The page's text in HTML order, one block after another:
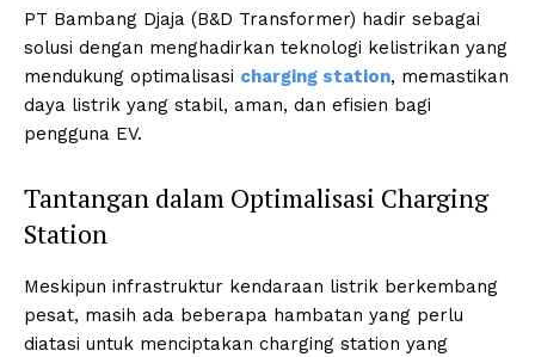
PT Bambang Djaja (B&D Transformer) hadir sebagai
solusi dengan menghadirkan teknologi kelistrikan yang
mendukung optimalisasi charging station, memastikan
daya listrik yang stabil, aman, dan efisien bagi
pengguna EV.
Tantangan dalam Optimalisasi Charging
Station
Meskipun infrastruktur kendaraan listrik berkembang
pesat, masih ada beberapa hambatan yang perlu
diatasi untuk menciptakan charging station yang